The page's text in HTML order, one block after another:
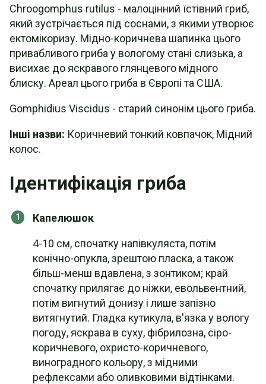
Chroogomphus rutilus - малоцінний їстівний гриб,
який зустрічається під соснами, з якими утворює
ектомікоризу. Мідно-коричнева шапинка цього
привабливого гриба у вологому стані слизька, а
висихає до яскравого глянцевого мідного
блиску. Ареал цього гриба в Європі та США.
Gomphidius Viscidus - старий синонім цього гриба.
Інші назви: Коричневий тонкий ковпачок, Мідний
колос.
Ідентифікація гриба
Капелюшок
4-10 см, спочатку напівкуляста, потім
конічно-опукла, зрештою пласка, а також
більш-менш вдавлена, з зонтиком; край
спочатку прилягає до ніжки, евольвентний,
потім вигнутий донизу і лише запізно
витягнутий. Гладка кутикула, в'язка у вологу
погоду, яскрава в суху, фібрилозна, сіро-
коричневого, охристо-коричневого,
виноградного кольору, з мідними
рефлексами або оливковими відтінками.